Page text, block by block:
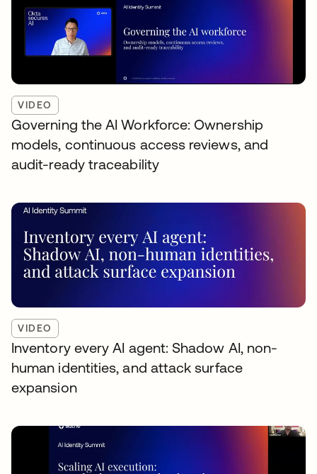
VIDEO
Governing the AI Workforce: Ownership
models, continuous access reviews, and
audit-ready traceability
VIDEO
Inventory every AI agent: Shadow AI, non-
human identities, and attack surface
expansion